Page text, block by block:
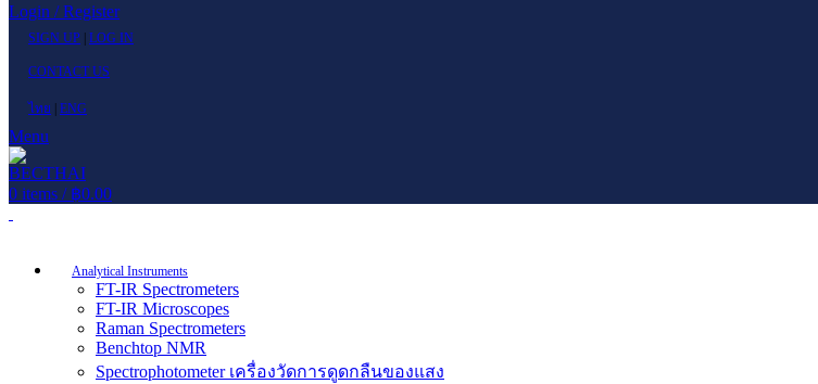
Login / Register
SIGN UP LOG IN
CONTACT US
ไทย ENG
Menu
0 items / ฿0.00
Analytical Instruments
FT-IR Spectrometers
FT-IR Microscopes
Raman Spectrometers
Benchtop NMR
Spectrophotometer เครื่องวัดการดูดกลืนของแสง